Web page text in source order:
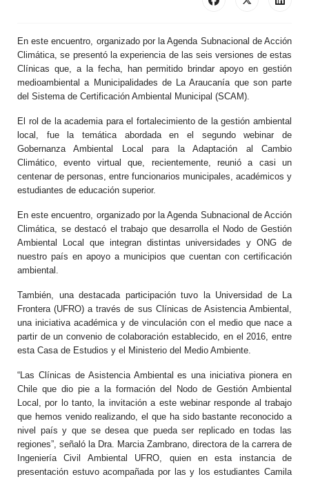
En este encuentro, organizado por la Agenda Subnacional de Acción
Climática, se presentó la experiencia de las seis versiones de estas
Clínicas que, a la fecha, han permitido brindar apoyo en gestión
medioambiental a Municipalidades de La Araucanía que son parte
del Sistema de Certificación Ambiental Municipal (SCAM).
El rol de la academia para el fortalecimiento de la gestión ambiental
local, fue la temática abordada en el segundo webinar de
Gobernanza Ambiental Local para la Adaptación al Cambio
Climático, evento virtual que, recientemente, reunió a casi un
centenar de personas, entre funcionarios municipales, académicos y
estudiantes de educación superior.
En este encuentro, organizado por la Agenda Subnacional de Acción
Climática, se destacó el trabajo que desarrolla el Nodo de Gestión
Ambiental Local que integran distintas universidades y ONG de
nuestro país en apoyo a municipios que cuentan con certificación
ambiental.
También, una destacada participación tuvo la Universidad de La
Frontera (UFRO) a través de sus Clínicas de Asistencia Ambiental,
una iniciativa académica y de vinculación con el medio que nace a
partir de un convenio de colaboración establecido, en el 2016, entre
esta Casa de Estudios y el Ministerio del Medio Ambiente.
“Las Clínicas de Asistencia Ambiental es una iniciativa pionera en
Chile que dio pie a la formación del Nodo de Gestión Ambiental
Local, por lo tanto, la invitación a este webinar responde al trabajo
que hemos venido realizando, el que ha sido bastante reconocido a
nivel país y que se desea que pueda ser replicado en todas las
regiones”, señaló la Dra. Marcia Zambrano, directora de la carrera de
Ingeniería Civil Ambiental UFRO, quien en esta instancia de
presentación estuvo acompañada por las y los estudiantes Camila